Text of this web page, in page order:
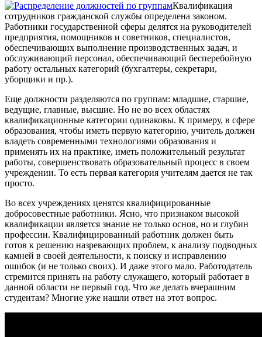
Квалификация
сотрудников гражданской службы определена законом.
Работники государственной сферы делятся на руководителей
предприятия, помощников и советников, специалистов,
обеспечивающих выполнение производственных задач, и
обслуживающий персонал, обеспечивающий бесперебойную
работу остальных категорий (бухгалтеры, секретари,
уборщики и пр.).
Еще должности разделяются по группам: младшие, старшие,
ведущие, главные, высшие. Но не во всех областях
квалификационные категории одинаковы. К примеру, в сфере
образования, чтобы иметь первую категорию, учитель должен
владеть современными технологиями образования и
применять их на практике, иметь положительный результат
работы, совершенствовать образовательный процесс в своем
учреждении. То есть первая категория учителям дается не так
просто.
Во всех учреждениях ценятся квалифицированные
добросовестные работники. Ясно, что признаком высокой
квалификации является знание не только основ, но и глубин
профессии. Квалифицированный работник должен быть
готов к решению назревающих проблем, к анализу подводных
камней в своей деятельности, к поиску и исправлению
ошибок (и не только своих). И даже этого мало. Работодатель
стремится принять на работу служащего, который работает в
данной области не первый год. Что же делать вчерашним
студентам? Многие уже нашли ответ на этот вопрос.